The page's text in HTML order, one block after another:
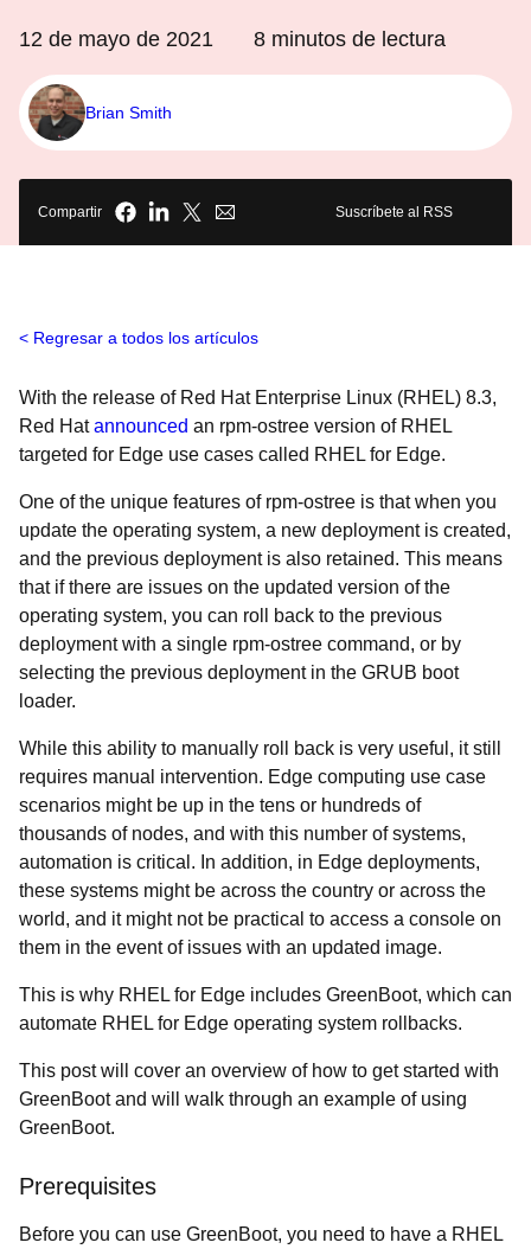
12 de mayo de 2021 8 minutos de lectura
Brian Smith
Compartir Suscríbete al RSS
Regresar a todos los artículos
With the release of Red Hat Enterprise Linux (RHEL) 8.3,
Red Hatannounced an rpm-ostree version of RHEL
targeted for Edge use cases called RHEL for Edge.
One of the unique features of rpm-ostree is that when you
update the operating system, a new deployment is created,
and the previous deployment is also retained. This means
that if there are issues on the updated version of the
operating system, you can roll back to the previous
deployment with a single rpm-ostree command, or by
selecting the previous deployment in the GRUB boot
loader.
While this ability to manually roll back is very useful, it still
requires manual intervention. Edge computing use case
scenarios might be up in the tens or hundreds of
thousands of nodes, and with this number of systems,
automation is critical. In addition, in Edge deployments,
these systems might be across the country or across the
world, and it might not be practical to access a console on
them in the event of issues with an updated image.
This is why RHEL for Edge includes GreenBoot, which can
automate RHEL for Edge operating system rollbacks.
This post will cover an overview of how to get started with
GreenBoot and will walk through an example of using
GreenBoot.
Prerequisites
Before you can use GreenBoot, you need to have a RHEL